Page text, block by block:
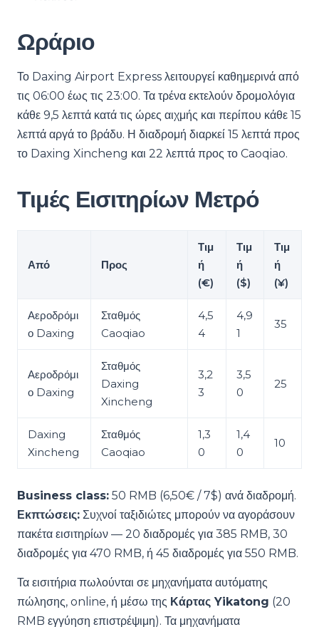
Ωράριο
Το Daxing Airport Express λειτουργεί καθημερινά από
τις 06:00 έως τις 23:00. Τα τρένα εκτελούν δρομολόγια
κάθε 9,5 λεπτά κατά τις ώρες αιχμής και περίπου κάθε 15
λεπτά αργά το βράδυ. Η διαδρομή διαρκεί 15 λεπτά προς
το Daxing Xincheng και 22 λεπτά προς το Caoqiao.
Τιμές Εισιτηρίων Μετρό
Από Προς
Τιμ
ή
(€)
Τιμ
ή
($)
Τιμ
ή
(¥)
Αεροδρόμι
ο Daxing
Σταθμός
Caoqiao
4,5
4
4,9
1
35
Αεροδρόμι
ο Daxing
Σταθμός
Daxing
Xincheng
3,2
3
3,5
0
25
Daxing
Xincheng
Σταθμός
Caoqiao
1,3
0
1,4
0
10
Business class: 50 RMB (6,50€ / 7$) ανά διαδρομή.
Εκπτώσεις: Συχνοί ταξιδιώτες μπορούν να αγοράσουν
πακέτα εισιτηρίων — 20 διαδρομές για 385 RMB, 30
διαδρομές για 470 RMB, ή 45 διαδρομές για 550 RMB.
Τα εισιτήρια πωλούνται σε μηχανήματα αυτόματης
πώλησης, online, ή μέσω της Κάρτας Yikatong (20
RMB εγγύηση επιστρέψιμη). Τα μηχανήματα